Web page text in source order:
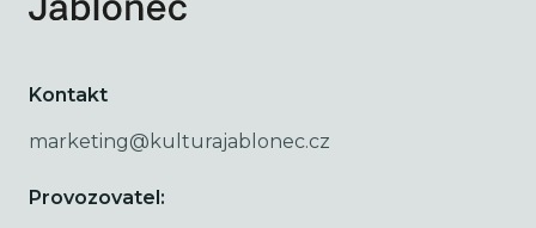
Kontakt
marketing@kulturajablonec.cz
Provozovatel: